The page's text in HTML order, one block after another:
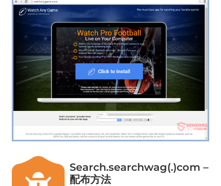
Search.searchwag(.)com –
配布方法